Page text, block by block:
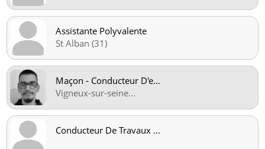
Assistante Polyvalente
St Alban (31)
Maçon - Conducteur D'e...
Vigneux-sur-seine...
Conducteur De Travaux ...